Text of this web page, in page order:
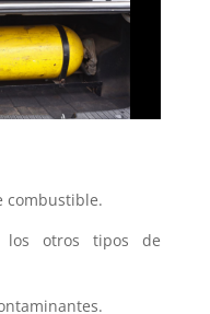
combustible.
los otros tipos de